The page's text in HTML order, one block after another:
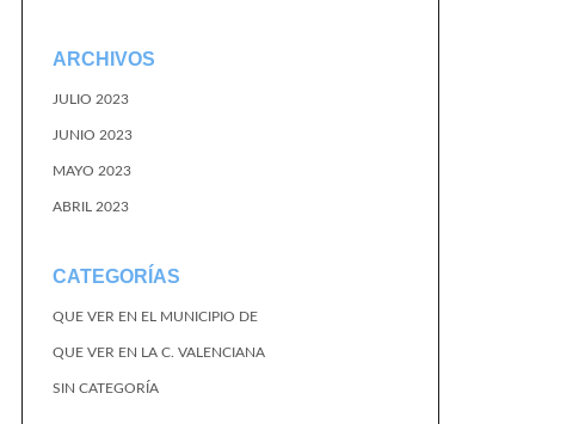
ARCHIVOS
JULIO 2023
JUNIO 2023
MAYO 2023
ABRIL 2023
CATEGORÍAS
QUE VER EN EL MUNICIPIO DE
QUE VER EN LA C. VALENCIANA
SIN CATEGORÍA